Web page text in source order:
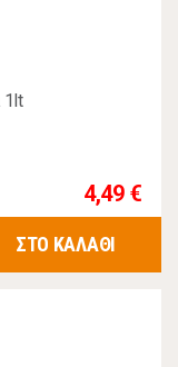
1lt
4,49 €
ΣΤΟ ΚΑΛΑΘΙ